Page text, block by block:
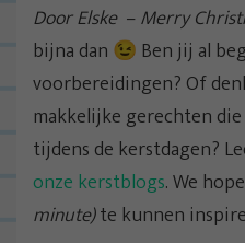
Door Elske –Merry
bijna dan 😉 Ben jij al
voorbereidingen? Of
makkelijke gerechten
tijdens de kerstdagen?
onze kerstblogs. We
minute)te kunnen